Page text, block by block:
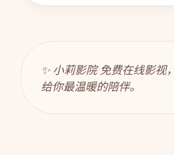
✨ 小莉影院 免费在线影
给你最温暖的陪伴。